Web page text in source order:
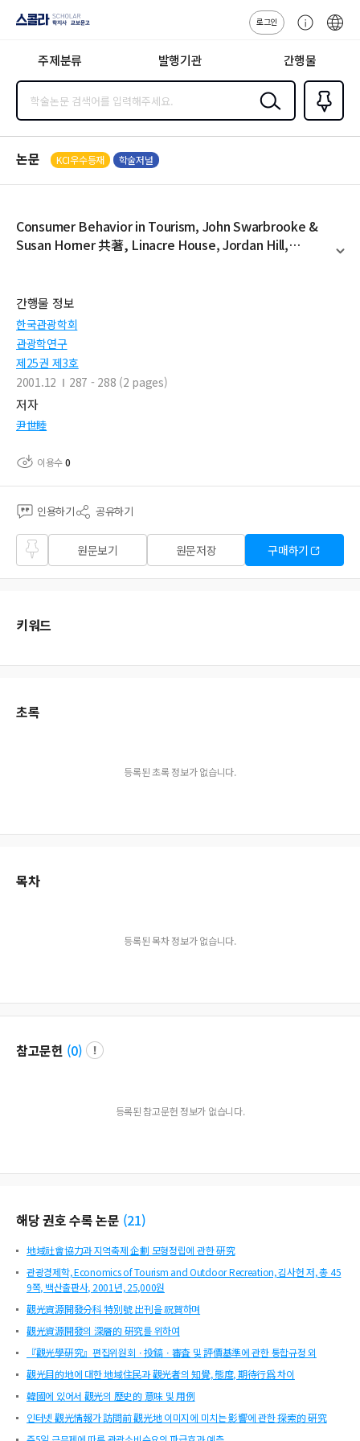
지사·교보문고
로그인
센
주제분류 발행기관 간행물
검색
즐겨찾
기0
논문 KCI우수등재 학술저널
Consumer Behavior in Tourism, John Swarbrooke &
Susan Horner 共著, Linacre House, Jordan Hill,
간행물 정보
한국관광학회
관광학연구
제25권 제3호
2001.12
287 - 288 (2 pages)
저자
尹世睦
이용수0
인용하기 공유하기
즐겨
찾기
원문보기 원문저장 구매하기
키워드
초록
등록된 초록 정보가 없습니다.
목차
등록된 목차 정보가 없습니다.
참고문헌 (0)
등록된 참고문헌 정보가 없습니다.
해당 권호 수록 논문 (21)
地域社會協力과 지역축제 企劃 모형정립에 관한 硏究
관광경제학, Economics of Tourism and Outdoor Recreation, 김사헌 저, 총 45
9쪽, 백산출판사, 2001년, 25,000원
觀光資源開發分科 特別號 出刊을 祝賀하며
觀光資源開發의 深層的 硏究를 위하여
『觀光學硏究』편집위원회ㆍ投鎬ㆍ審査 및 評價基準에 관한 통합규정 외
觀光目的地에 대한 地域住民과 觀光者의 知覺, 態度, 期待行爲 차이
韓國에 있어서 觀光의 歷史的 意味 및 用例
인터넷 觀光情報가 訪問前 觀光地 이미지에 미치는 影響에 관한 探索的 硏究